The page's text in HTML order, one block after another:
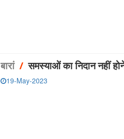
बारां/समस्याओं का निदान नहीं
19-May-2023